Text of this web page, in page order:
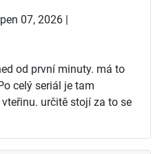
07, 2026 |
od první minuty. má to
celý seriál je tam
určitě stojí za to se